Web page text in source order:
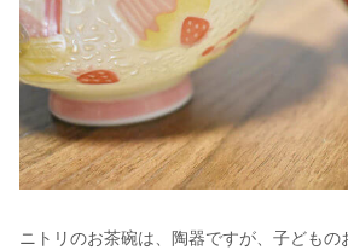
ニトリのお茶碗は、陶器ですが、子ども